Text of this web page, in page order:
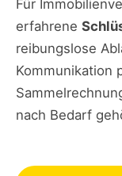
Für
erfahrene
reibungslose
Kommunikation
nach Bedarf